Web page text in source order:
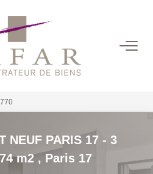
CABINETS
Safar
NEUF PARIS 17 - 3
m2, Paris 17